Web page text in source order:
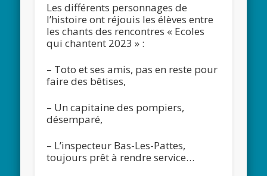
Les différents personnages de
l’histoire ont réjouis les élèves entre
les chants des rencontres « Ecoles
qui chantent 2023 » :
– Toto et ses amis, pas en reste pour
faire des bêtises,
– Un capitaine des pompiers,
désemparé,
– L’inspecteur Bas-Les-Pattes,
toujours prêt à rendre service…